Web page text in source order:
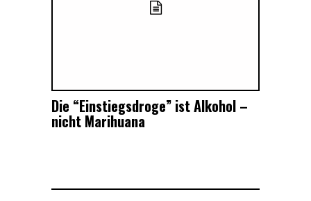
Die “Einstiegsdroge” ist Alkohol –
nicht Marihuana